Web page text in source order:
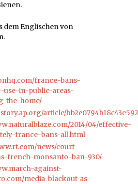
dem Englischen von
france-bans-
use-in-public-areas-
the-home/
article/
2014/04/effective-
france-bans-all.html
news/court-
french-monsanto-ban-930/
against-
media-blackout-as-